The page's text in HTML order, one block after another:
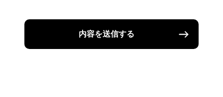
内容を送信する